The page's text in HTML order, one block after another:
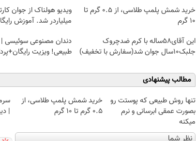
خرید شمش پلمپ طلاسی، از ۰.۵ گرم تا
۱۰ گرم
ویدیو هولناک از جوان
میلیاردر شد. آموزش
این آقای58ساله با کرم ضدچروک
جلبک10سال جوان شد(سفارش با تخفیف)
دندان مصنوعی سوئیسی
طبیعی! ویزیت
مطالب پیشنهادی
تنها روش طبیعی که پوستت رو
بصورت عمقی ابرسانی و نرم
میکنه
خرید شمش پلمپ طلاسی، از
۰.۵ گرم تا ۱۰ گرم
|